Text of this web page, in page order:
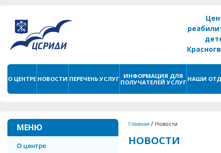
О ЦЕНТРЕ НОВОСТИ ПЕРЕЧЕНЬ УСЛУГ
ИНФОРМАЦИЯ ДЛЯ
ПОЛУЧАТЕЛЕЙ УСЛУГ НАШИ
МЕНЮ
О центре
Главная / Новости
НОВОСТИ